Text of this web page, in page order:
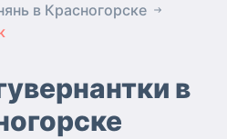
в Красногорске
в